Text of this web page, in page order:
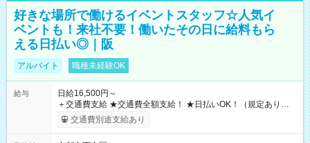
好きな場所で働けるイベントスタッフ☆人気イ
ベントも！来社不要！働いたその日に給料もら
える日払い◎｜阪
アルバイト 職種未経験OK
給与
日給16,500円～
＋交通費支給 ★交通費全額支給！ ★日払いOK！（規定あり） ┗
働いたその日に現金GET♪ お仕事後はコンビニATMから 日払
交通費別途支給あり